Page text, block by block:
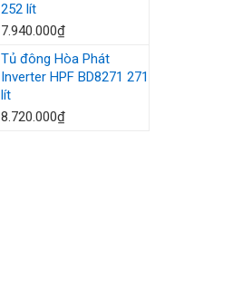
252 lít
7.940.000₫
Tủ đông Hòa Phát
Inverter HPF BD8271 271
lít
8.720.000₫